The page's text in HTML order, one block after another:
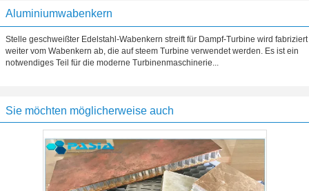
Aluminiumwabenkern
Stelle geschweißter Edelstahl-Wabenkern streift für Dampf-Turbine wird fabriziert
weiter vom Wabenkern ab, die auf steem Turbine verwendet werden. Es ist ein
notwendiges Teil für die moderne Turbinenmaschinerie...
Sie möchten möglicherweise auch